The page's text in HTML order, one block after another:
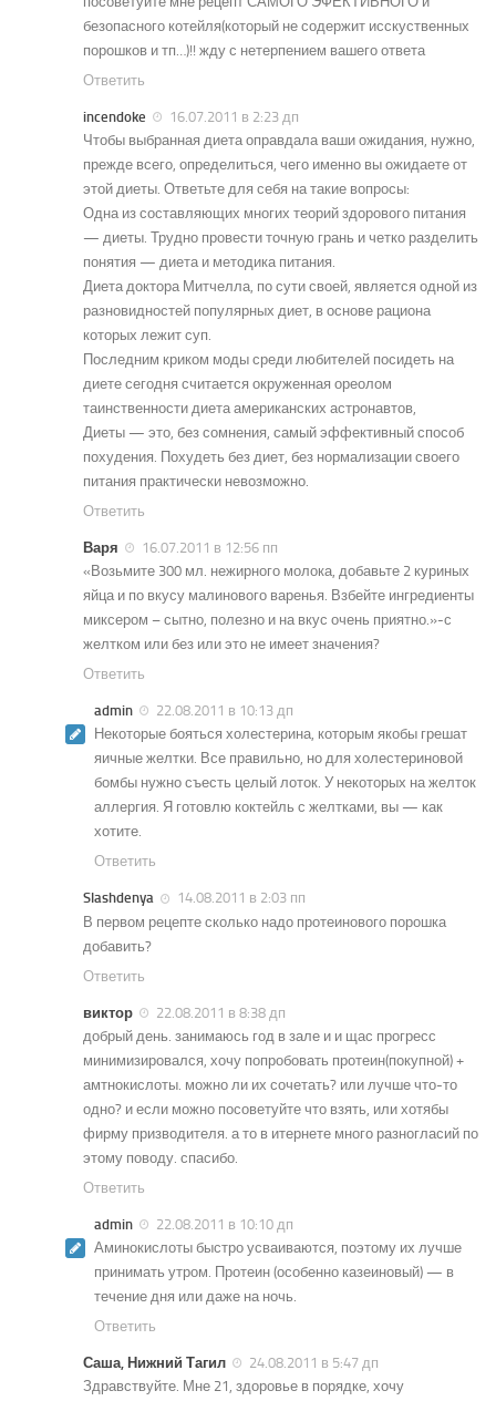
безопасного котейля(который не содержит исскуственных
порошков и тп…)!! жду с нетерпением вашего ответа
Ответить
incendoke
16.07.2011 в 2:23 дп
Чтобы выбранная диета оправдала ваши ожидания, нужно,
прежде всего, определиться, чего именно вы ожидаете от
этой диеты. Ответьте для себя на такие вопросы:
Одна из составляющих многих теорий здорового питания
— диеты. Трудно провести точную грань и четко разделить
понятия — диета и методика питания.
Диета доктора Митчелла, по сути своей, является одной из
разновидностей популярных диет, в основе рациона
которых лежит суп.
Последним криком моды среди любителей посидеть на
диете сегодня считается окруженная ореолом
таинственности диета американских астронавтов,
Диеты — это, без сомнения, самый эффективный способ
похудения. Похудеть без диет, без нормализации своего
питания практически невозможно.
Ответить
Варя
16.07.2011 в 12:56 пп
«Возьмите 300 мл. нежирного молока, добавьте 2 куриных
яйца и по вкусу малинового варенья. Взбейте ингредиенты
миксером – сытно, полезно и на вкус очень приятно.»-с
желтком или без или это не имеет значения?
Ответить
admin
22.08.2011 в 10:13 дп
Некоторые бояться холестерина, которым якобы грешат
яичные желтки. Все правильно, но для холестериновой
бомбы нужно съесть целый лоток. У некоторых на желток
аллергия. Я готовлю коктейль с желтками, вы — как
хотите.
Ответить
Slashdenya
14.08.2011 в 2:03 пп
В первом рецепте сколько надо протеинового порошка
добавить?
Ответить
виктор
22.08.2011 в 8:38 дп
добрый день. занимаюсь год в зале и и щас прогресс
минимизировался, хочу попробовать протеин(покупной) +
амтнокислоты. можно ли их сочетать? или лучше что-то
одно? и если можно посоветуйте что взять, или хотябы
фирму призводителя. а то в итернете много разногласий по
этому поводу. спасибо.
Ответить
admin
22.08.2011 в 10:10 дп
Аминокислоты быстро усваиваются, поэтому их лучше
принимать утром. Протеин (особенно казеиновый) — в
течение дня или даже на ночь.
Ответить
Саша, Нижний Тагил
24.08.2011 в 5:47 дп
Здравствуйте. Мне 21, здоровье в порядке, хочу